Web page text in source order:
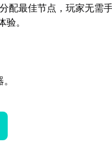
配最佳节点，玩家无需
。